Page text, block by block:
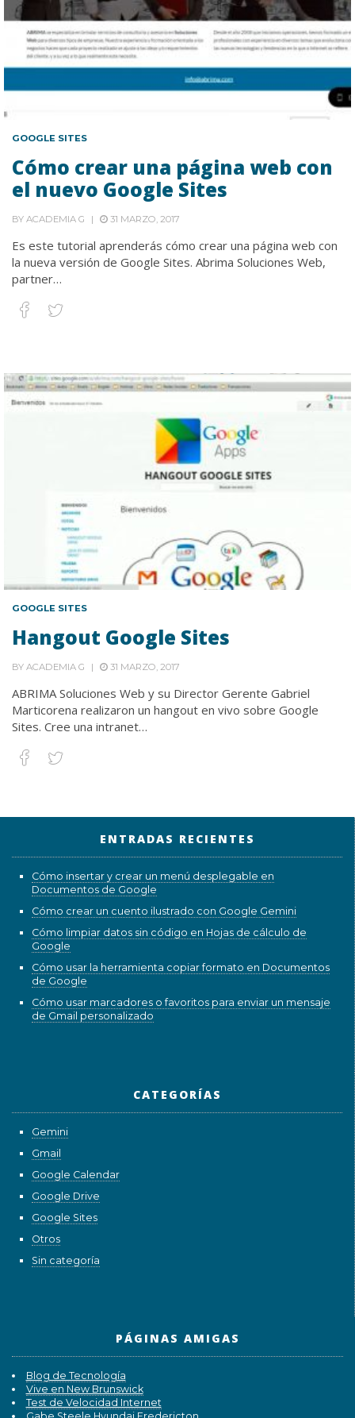
GOOGLE SITES
Cómo crear una página web con
el nuevo Google Sites
BY ACADEMIA G 31 MARZO, 2017
Es este tutorial aprenderás cómo crear una página web con
la nueva versión de Google Sites. Abrima Soluciones Web,
partner…
GOOGLE SITES
Hangout Google Sites
BY ACADEMIA G 31 MARZO, 2017
ABRIMA Soluciones Web y su Director Gerente Gabriel
Marticorena realizaron un hangout en vivo sobre Google
Sites. Cree una intranet…
ENTRADAS RECIENTES
Cómo insertar y crear un menú desplegable en
Documentos de Google
Cómo crear un cuento ilustrado con Google Gemini
Cómo limpiar datos sin código en Hojas de cálculo de
Google
Cómo usar la herramienta copiar formato en Documentos
de Google
Cómo usar marcadores o favoritos para enviar un mensaje
de Gmail personalizado
CATEGORÍAS
Gemini
Gmail
Google Calendar
Google Drive
Google Sites
Otros
Sin categoría
PÁGINAS AMIGAS
Blog de Tecnología
Vive en New Brunswick
Test de Velocidad Internet